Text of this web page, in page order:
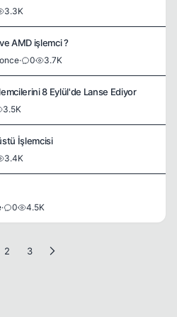
3.3K
AMD işlemci ?
· 0 3.7K
8 Eylül'de Lanse Ediyor
3.5K
İşlemcisi
3.4K
· 0 4.5K
2 3